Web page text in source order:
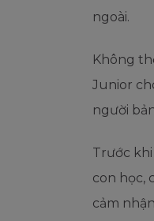
ngoài.
Không
Junior
người
Trước
con học,
cảm